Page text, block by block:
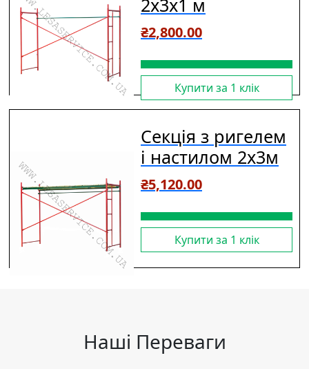
₴2,800.00
Купити за 1 клiк
Секція з ригелем
і настилом 2х3м
₴5,120.00
Купити за 1 клiк
Наші Переваги